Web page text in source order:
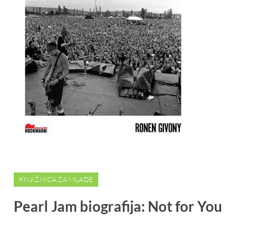
KNJIŽNICA ZA MLADE
Pearl Jam biografija: Not for You